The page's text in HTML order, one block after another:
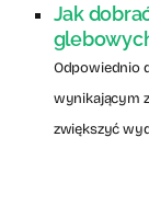
Jak
Odpowiednio
wynikającym
zwiększyć